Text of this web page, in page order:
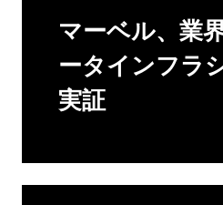
マーベル、業
ータインフラ
実証